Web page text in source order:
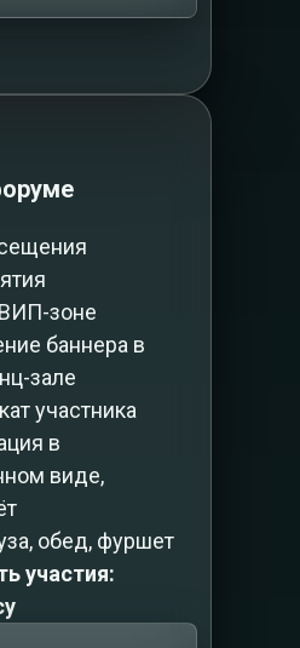
зоне
баннера в
зале
участника
в
виде,
обед, фуршет
участия: